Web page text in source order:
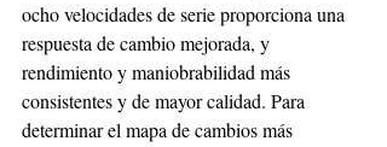
ocho velocidades de serie proporciona una
respuesta de cambio mejorada, y
rendimiento y maniobrabilidad más
consistentes y de mayor calidad. Para
determinar el mapa de cambios más